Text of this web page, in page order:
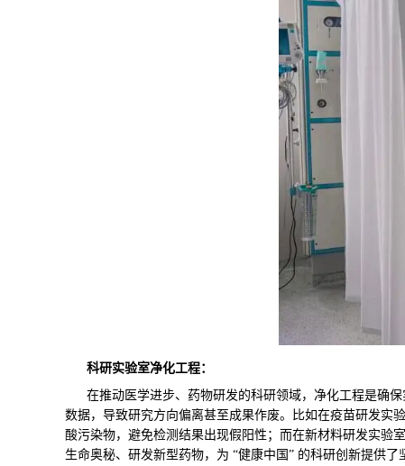
科研实验室净化工程：
在推动医学进步、药物研发的科研领域，净化工程是确
数据，导致研究方向偏离甚至成果作废。比如在疫苗研发实
酸污染物，避免检测结果出现假阳性；而在新材料研发实验
生命奥秘、研发新型药物，为 “健康中国” 的科研创新提供了